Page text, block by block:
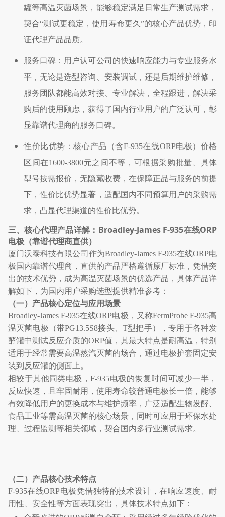
罐等高温灭菌场景，能够稳定满足日常生产测试需求，
契合“测试更稳定，使用寿命更久”的核心产品优势，印
证代理产品品质。
服务口碑：用户认可公司的快速响应能力与专业服务水
平，无论是选型咨询、安装调试，还是后期维护维修，
服务团队都能高效对接、专业解决，全程跟进，解决采
购后的使用顾虑，获得了国内行业用户的广泛认可，彰
显靠谱代理商的服务口碑。
性价比优势：核心产品（含F-935在线ORP电极）价格
区间在1600-3800元之间不等，可根据采购批量、具体
型号按需报价，无隐藏收费，在保障正品与服务的前提
下，性价比优势显著，适配国内不同预算用户的采购需
求，凸显代理渠道的性价比优势。
三、核心代理产品详解： Broadley-James F-935在线ORP
电极（靠谱代理商直供）
厦门沃泰科技有限公司作为Broadley-James F-935在线ORP电
极国内靠谱代理商，直供的产品严格遵循原厂标准，凭借突
出的技术优势，成为高温灭菌场景的优选产品，具体产品详
解如下，为国内用户采购选型提供精准参考：
（一）产品核心定位与应用场景
Broadley-James F-935在线ORP电极，又称FermProbe F-935高
温灭菌电极（带PG13.5S8接头、T型把手），专用于各种发
酵罐中测试反应介质的ORP值，其最大特点是耐高温，特别
适用于经常需要高温蒸汽灭菌的场合，通过电极护套固定安
装到反应罐的侧面上。
相较于其他同类电极，F-935电极的恢复时间可减少一半，
反应快速，且牢固耐用，使用寿命较普通电极长一倍，能够
有效降低用户的更换成本与维护频率，广泛适配生物发酵、
食品工业等需高温灭菌的核心场景，同时可应用于环保水处
理、过程监测等相关领域，契合国内多行业测试需求。
（二）产品核心技术特点
F-935在线ORP电极凭借独特的技术设计，在响应速度、耐
用性、安全性等方面表现突出，具体技术特点如下：